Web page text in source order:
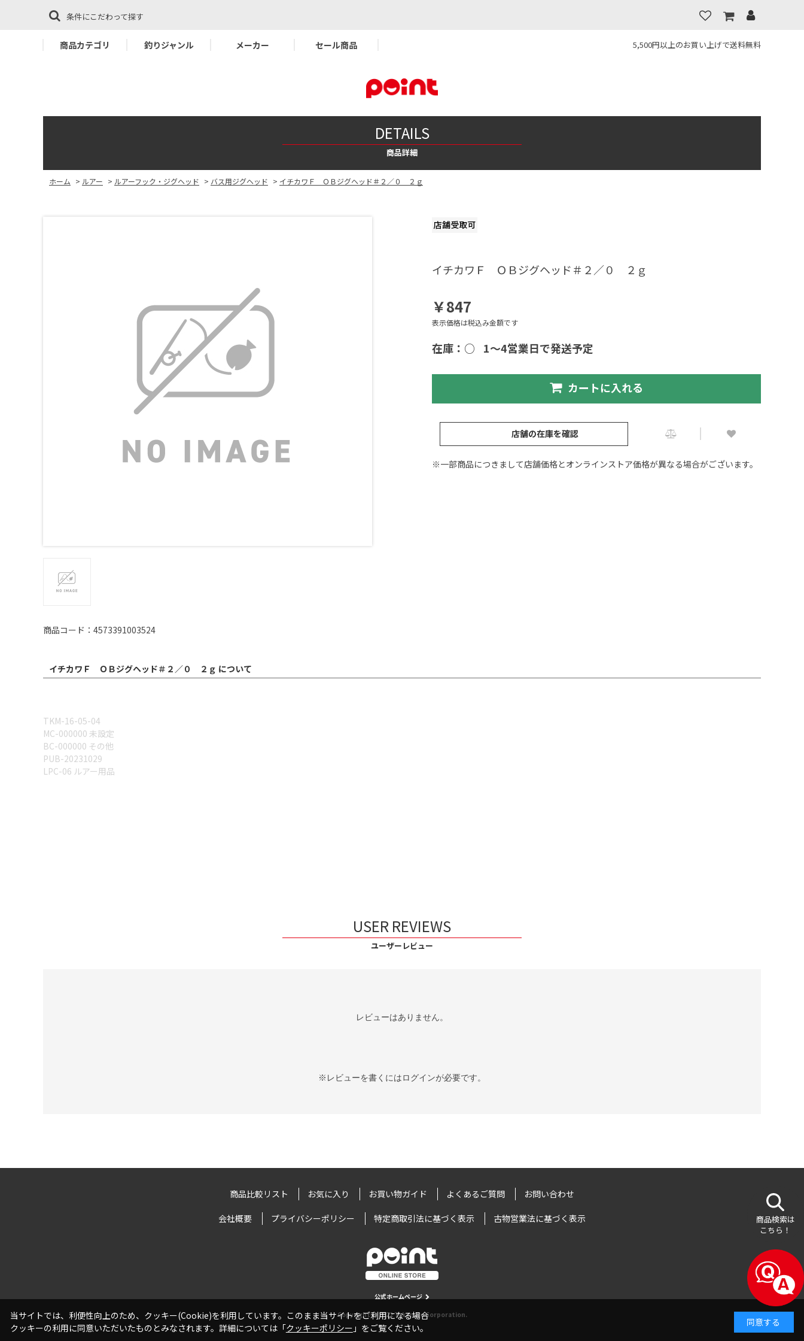
条件にこだわって探す
商品カテゴリ 釣りジャンル メーカー セール商品 5,500円以上のお買い上げで送料無料
DETAILS
商品詳細
ホーム > ルアー > ルアーフック・ジグヘッド > バス用ジグヘッド > イチカワＦ ＯＢジグヘッド＃２／０ ２ｇ
商品コード：4573391003524
イチカワＦ ＯＢジグヘッド＃２／０ ２ｇ
￥847
表示価格は税込み金額です
在庫：○ 1～4営業日で発送予定
カートに入れる
店舗の在庫を確認
※一部商品につきまして店舗価格とオンラインストア価格が異なる場合がございます。
イチカワＦ ＯＢジグヘッド＃２／０ ２ｇ について
TKM-16-05-04
MC-000000 未設定
BC-000000 その他
PUB-20231029
LPC-06 ルアー用品
USER REVIEWS
ユーザーレビュー
レビューはありません。
※レビューを書くにはログインが必要です。
商品比較リスト お気に入り お買い物ガイド よくあるご質問 お問い合わせ
会社概要 プライバシーポリシー 特定商取引法に基づく表示 古物営業法に基づく表示
公式ホームページ
Copyright © 2022 Takamiya Corporation.
商品検索は
こちら！
当サイトでは、利便性向上のため、クッキー(Cookie)を利用しています。このまま当サイトをご利用になる場合
クッキーの利用に同意いただいたものとみなされます。詳細については「クッキーポリシー 」をご覧ください。
同意する